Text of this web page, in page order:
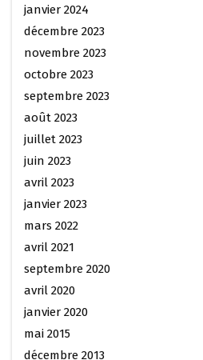
janvier 2024
décembre 2023
novembre 2023
octobre 2023
septembre 2023
août 2023
juillet 2023
juin 2023
avril 2023
janvier 2023
mars 2022
avril 2021
septembre 2020
avril 2020
janvier 2020
mai 2015
décembre 2013